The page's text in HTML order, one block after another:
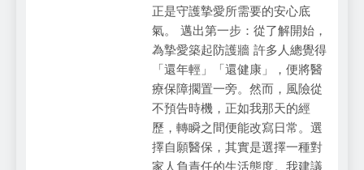
正是守護摯愛所需要的安心底
氣。 邁出第一步：從了解開始，
為摯愛築起防護牆 許多人總覺得
「還年輕」「還健康」，便將醫
療保障擱置一旁。然而，風險從
不預告時機，正如我那天的經
歷，轉瞬之間便能改寫日常。選
擇自願醫保，其實是選擇一種對